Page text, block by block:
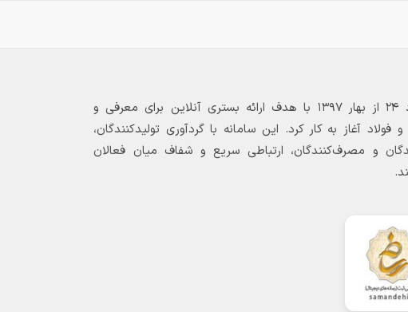
بازارگاه الکترونیکی فولاد ۲۴ از بهار ۱۳۹۷ با هدف ارائه بستری آنلاین برای معرفی و
آغاز به کار کرد. این سامانه با گردآوری تولیدکنندگان،
و مصرف‌کنندگان، ارتباطی سریع و شفاف میان فعالان